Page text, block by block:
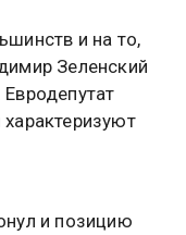
и на то,
Зеленский
и позицию